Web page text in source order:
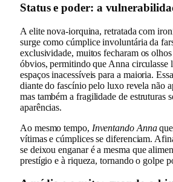
Status e poder: a
A elite nova-iorquina, retratada com
surge como cúmplice involuntária da
exclusividade, muitos fecharam os olhos
óbvios, permitindo que Anna circulasse
espaços inacessíveis para a maioria.
diante do fascínio pelo luxo revela não
mas também a fragilidade de estruturas
aparências.
Ao mesmo tempo, Inventando Anna
vítimas e cúmplices se diferenciam.
se deixou enganar é a mesma que
prestígio e à riqueza, tornando o golpe